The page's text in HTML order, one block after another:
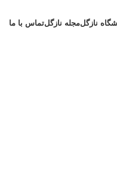
نازگلمجله نازگلتماس با ما